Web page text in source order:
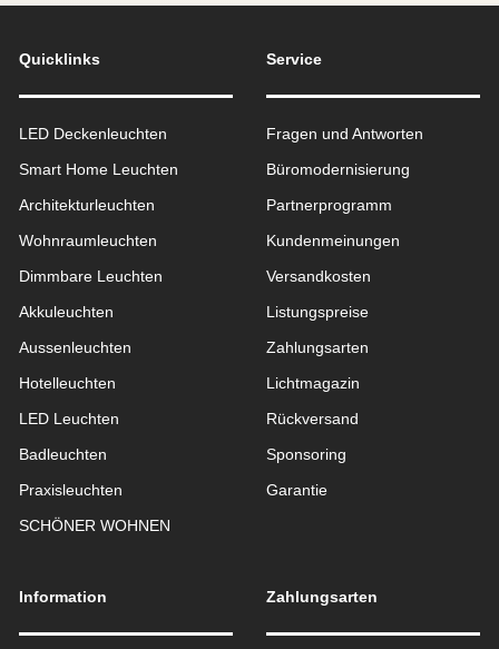
Quicklinks
LED Deckenleuchten
Smart Home Leuchten
Architekturleuchten
Wohnraum­leuchten
Dimmbare Leuchten
Akkuleuchten
Aussen­leuchten
Hotelleuchten
LED Leuchten
Badleuchten
Praxisleuchten
SCHÖNER WOHNEN
Service
Fragen und Antworten
Büromodernisierung
Partnerprogramm
Kundenmeinungen
Versandkosten
Listungspreise
Zahlungsarten
Lichtmagazin
Rückversand
Sponsoring
Garantie
Information Zahlungsarten